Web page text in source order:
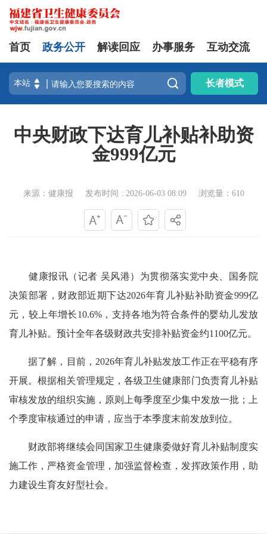
首页 政务公开 解读回应 办事服务 互动交流
 长者模式
中央财政下达育儿补贴补助资
金999亿元
来源：健康报 发布时间 : 2026-06-03 08:09 浏览量：610
健康报讯（记者 吴风港）为贯彻落实党中央、国务院
决策部署，财政部近期下达2026年育儿补贴补助资金999亿
元，较上年增长10.6%，支持各地为符合条件的婴幼儿发放
育儿补贴。预计全年各级财政共安排补贴资金约1100亿元。
据了解，目前，2026年育儿补贴发放工作正在平稳有序
开展。根据相关管理规定，各级卫生健康部门负责育儿补贴
审核发放的组织实施，原则上每季度至少集中发放一批；上
个季度审核通过的申请，应当于本季度末前发放到位。
财政部将继续会同国家卫生健康委做好育儿补贴制度实
施工作，严格资金管理，加强监督检查，发挥政策作用，助
力建设生育友好型社会。